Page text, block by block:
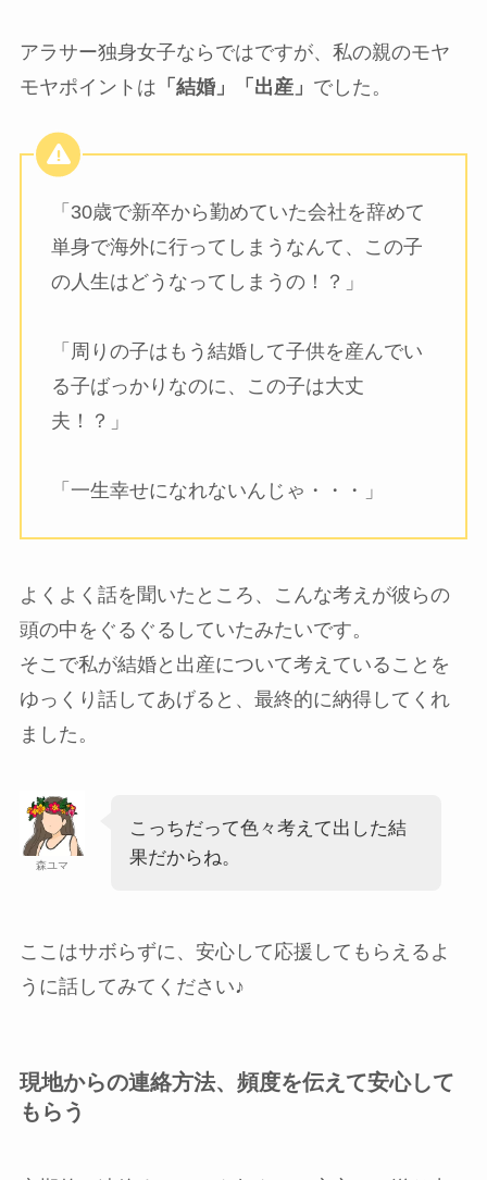
アラサー独身女子ならではですが、私の親のモヤ
モヤポイントは 「結婚」「出産」 でした。
「30歳で新卒から勤めていた会社を辞めて
単身で海外に行ってしまうなんて、この子
の人生はどうなってしまうの！？」
「周りの子はもう結婚して子供を産んでい
る子ばっかりなのに、この子は大丈
夫！？」
「一生幸せになれないんじゃ・・・」
よくよく話を聞いたところ、こんな考えが彼らの
頭の中をぐるぐるしていたみたいです。
そこで私が結婚と出産について考えていることを
ゆっくり話してあげると、最終的に納得してくれ
ました。
森ユマ
こっちだって色々考えて出した結
果だからね。
ここはサボらずに、安心して応援してもらえるよ
うに話してみてください♪
現地からの連絡方法、頻度を伝えて安心して
もらう